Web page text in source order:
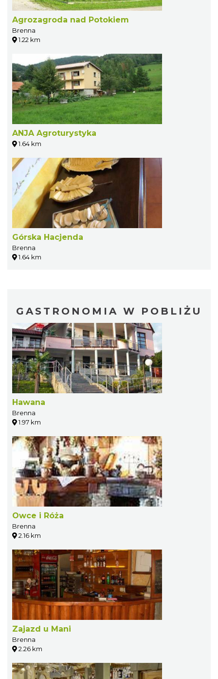
Agrozagroda nad Potokiem
Brenna
1.22 km
ANJA Agroturystyka
1.64 km
Górska Hacjenda
Brenna
1.64 km
GASTRONOMIA W POBLIŻU
Hawana
Brenna
1.97 km
Owce i Róża
Brenna
2.16 km
Zajazd u Mani
Brenna
2.26 km